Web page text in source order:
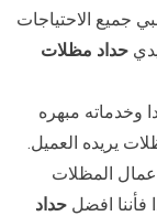
جميع الاحتياجات
حداد مظلات
مبهره
يريده العميل.
المظلات
افضل حداد